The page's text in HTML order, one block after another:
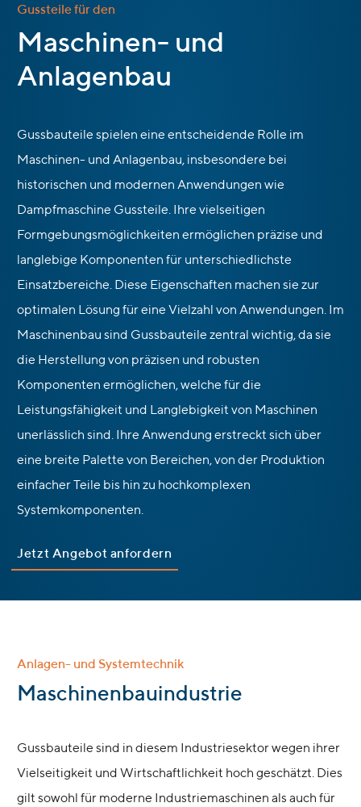
Gussteile für den
Maschinen- und
Anlagenbau
Gussbauteile spielen eine entscheidende Rolle im
Maschinen- und Anlagenbau, insbesondere bei
historischen und modernen Anwendungen wie
Dampfmaschine Gussteile. Ihre vielseitigen
Formgebungsmöglichkeiten ermöglichen präzise und
langlebige Komponenten für unterschiedlichste
Einsatzbereiche. Diese Eigenschaften machen sie zur
optimalen Lösung für eine Vielzahl von Anwendungen. Im
Maschinenbau sind Gussbauteile zentral wichtig, da sie
die Herstellung von präzisen und robusten
Komponenten ermöglichen, welche für die
Leistungsfähigkeit und Langlebigkeit von Maschinen
unerlässlich sind. Ihre Anwendung erstreckt sich über
eine breite Palette von Bereichen, von der Produktion
einfacher Teile bis hin zu hochkomplexen
Systemkomponenten.
Jetzt Angebot anfordern
Anlagen- und Systemtechnik
Maschinenbauindustrie
Gussbauteile sind in diesem Industriesektor wegen ihrer
Vielseitigkeit und Wirtschaftlichkeit hoch geschätzt. Dies
gilt sowohl für moderne Industriemaschinen als auch für